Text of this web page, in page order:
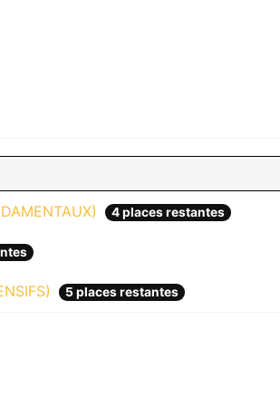
4 places restantes
5 places restantes